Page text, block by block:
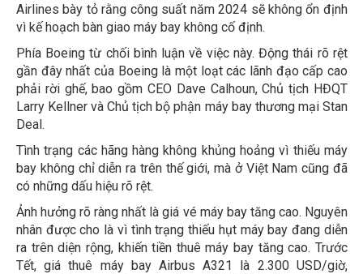
Airlines bày tỏ rằng công suất năm 2024 sẽ không ổn định
vì kế hoạch bàn giao máy bay không cố định.
Phía Boeing từ chối bình luận về việc này. Động thái rõ rệt
gần đây nhất của Boeing là một loạt các lãnh đạo cấp cao
phải rời ghế, bao gồm CEO Dave Calhoun, Chủ tịch HĐQT
Larry Kellner và Chủ tịch bộ phận máy bay thương mại Stan
Deal.
Tình trạng các hãng hàng không khủng hoảng vì thiếu máy
bay không chỉ diễn ra trên thế giới, mà ở Việt Nam cũng đã
có những dấu hiệu rõ rệt.
Ảnh hưởng rõ ràng nhất là giá vé máy bay tăng cao. Nguyên
nhân được cho là vì tình trạng thiếu hụt máy bay đang diễn
ra trên diện rộng, khiến tiền thuê máy bay tăng cao. Trước
Tết, giá thuê máy bay Airbus A321 là 2.300 USD/giờ,